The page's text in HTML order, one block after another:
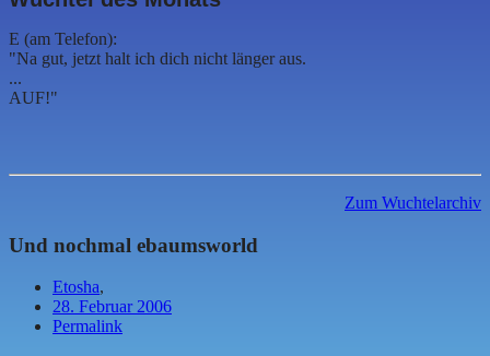
E (am Telefon):
"Na gut, jetzt halt ich dich nicht länger aus.
...
AUF!"
Zum Wuchtelarchiv
Und nochmal ebaumsworld
Etosha,
28. Februar 2006
Permalink